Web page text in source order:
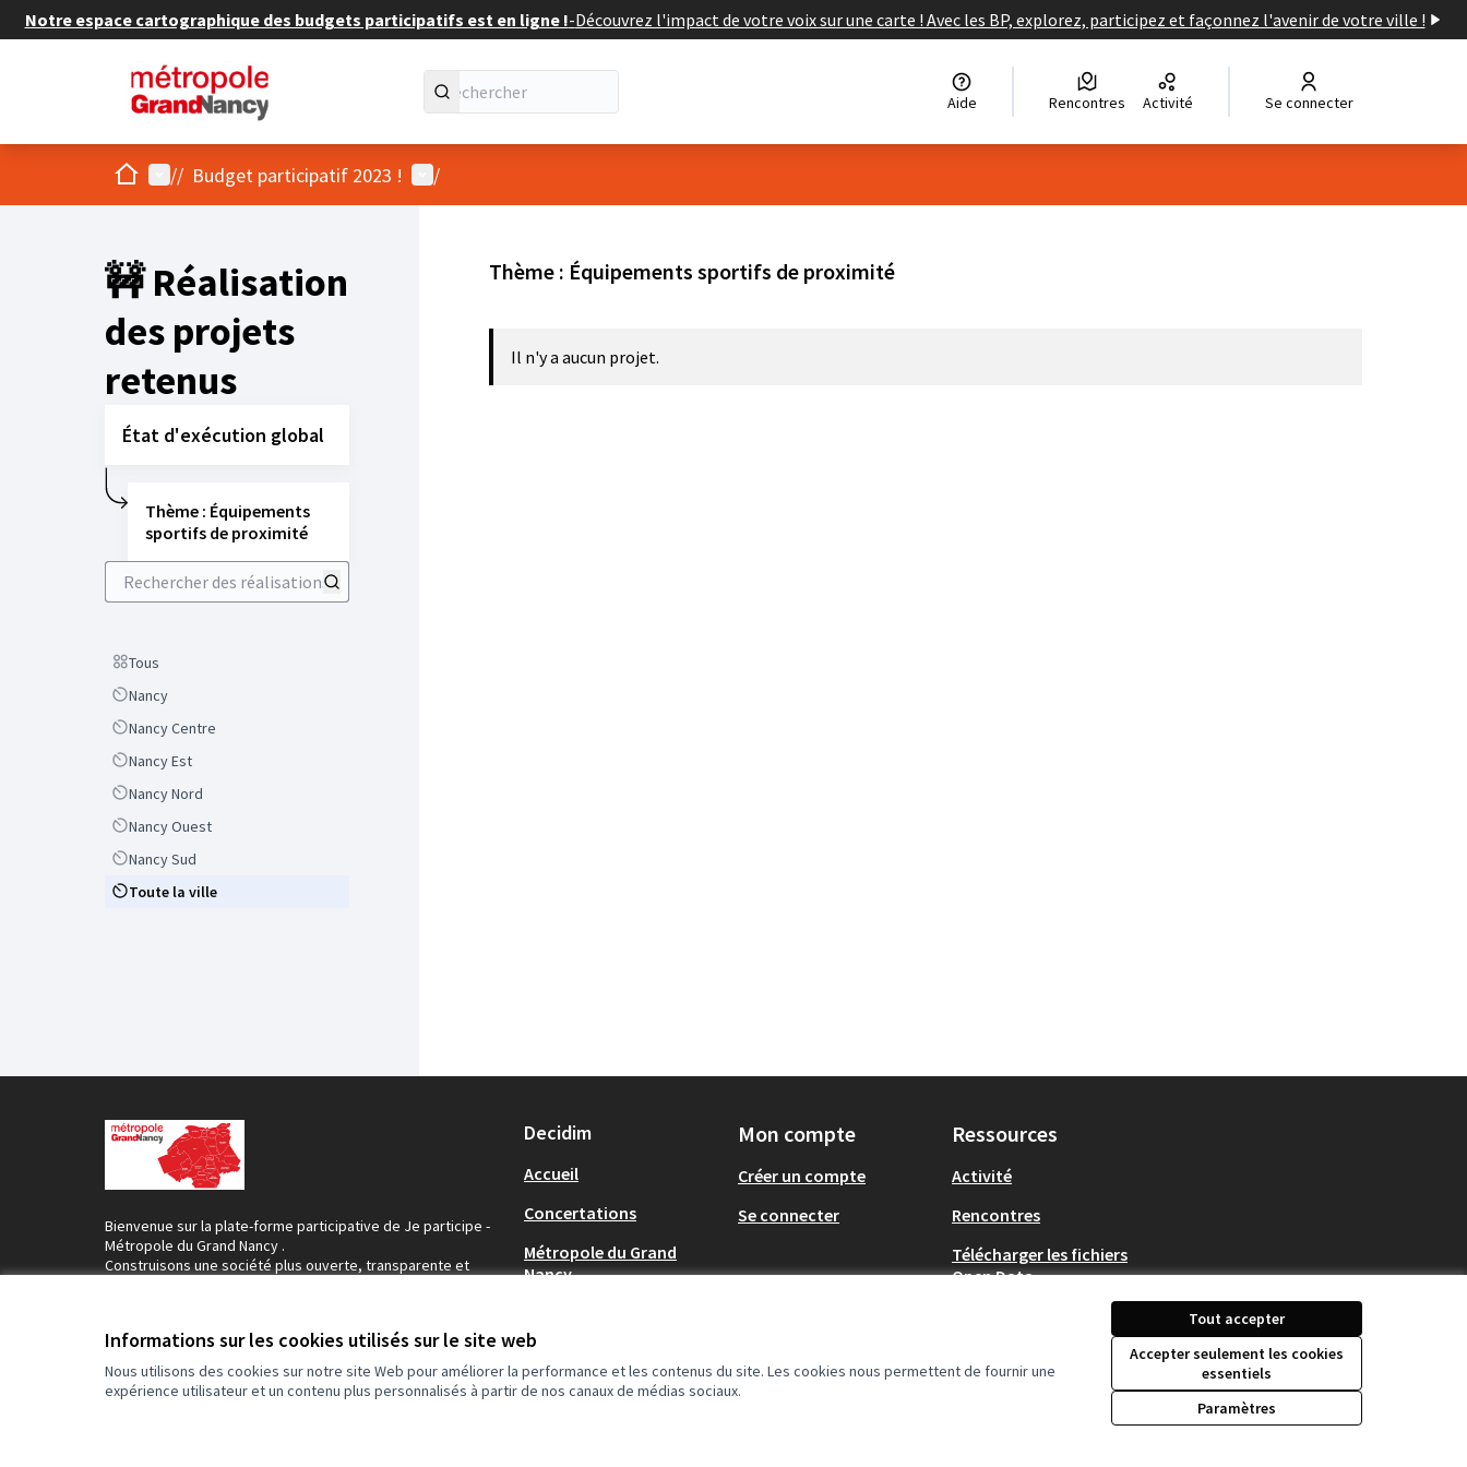
Informations sur les cookies utilisés sur le site web
Nous utilisons des cookies sur notre site Web pour améliorer la performance et les contenus du site. Les cookies nous permettent de fournir une
expérience utilisateur et un contenu plus personnalisés à partir de nos canaux de médias sociaux.
Tout accepter
Accepter seulement les cookies
essentiels
Paramètres
Notre espace cartographique des budgets participatifs est en ligne !-Découvrez l'impact de votre voix sur une carte ! Avec les BP, explorez, participez et façonnez l'avenir de votre ville !
Aide Rencontres Activité Se connecter
AccueilMenu principal
// Budget participatif 2023 ! Menu utilisateur
/
🚧 Réalisation
des projets
retenus
État d'exécution global
Thème : Équipements
sportifs de proximité
Rechercher des réalisations
Scope
Tous
ScopeNancy
ScopeNancy Centre
ScopeNancy Est
ScopeNancy Nord
ScopeNancy Ouest
ScopeNancy Sud
ScopeToute la ville
Thème : Équipements sportifs de proximité
Il n'y a aucun projet.
Bienvenue sur la plate-forme participative de Je participe -
Métropole du Grand Nancy .
Construisons une société plus ouverte, transparente et
Decidim
Accueil
Concertations
Métropole du Grand
Nancy
Nancy
Mon compte
Créer un compte
Se connecter
Ressources
Activité
Rencontres
Télécharger les fichiers
Open Data